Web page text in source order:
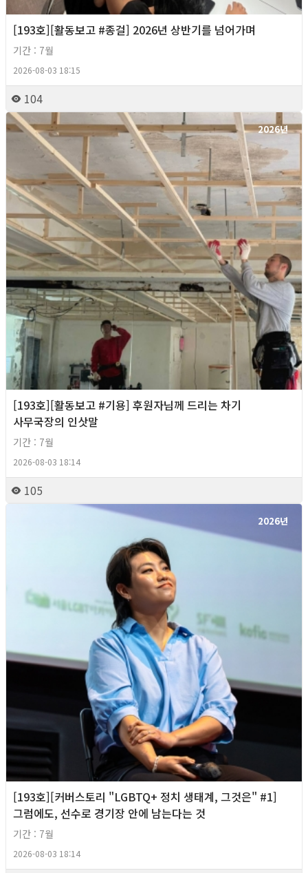
[193호][활동보고 #종걸] 2026년 상반기를 넘어가며
기간 : 7월
2026-08-03 18:15
104
2026년
[193호][활동보고 #기용] 후원자님께 드리는 차기
사무국장의 인삿말
기간 : 7월
2026-08-03 18:14
105
2026년
[193호][커버스토리 "LGBTQ+ 정치 생태계, 그것은" #1]
그럼에도, 선수로 경기장 안에 남는다는 것
기간 : 7월
2026-08-03 18:14